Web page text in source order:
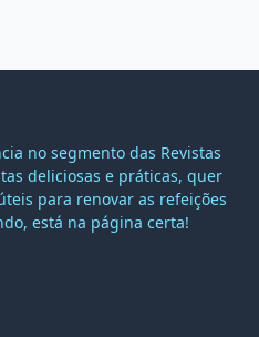
no segmento das Revistas
deliciosas e práticas, quer
para renovar as refeições
está na página certa!